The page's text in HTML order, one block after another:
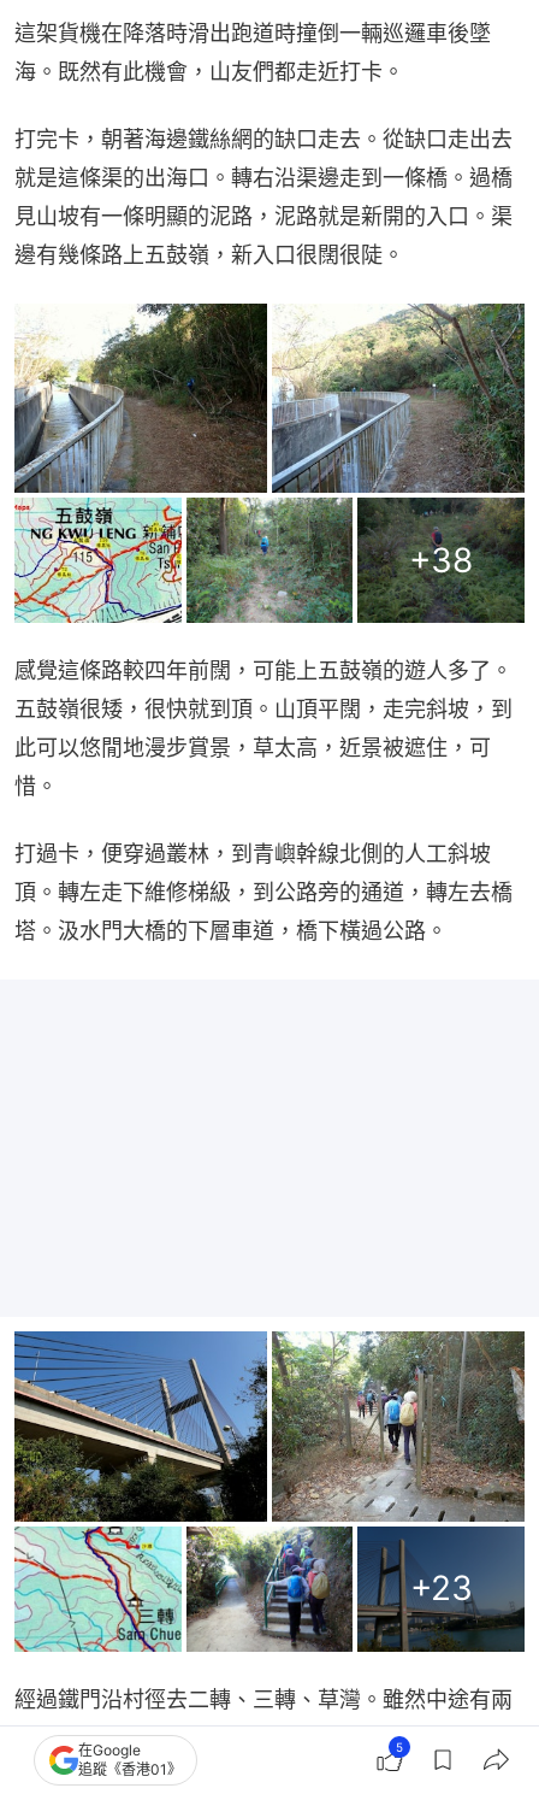
這架貨機在降落時滑出跑道時撞倒一輛巡邏車後墜
海。既然有此機會，山友們都走近打卡。
打完卡，朝著海邊鐵絲網的缺口走去。從缺口走出去
就是這條渠的出海口。轉右沿渠邊走到一條橋。過橋
見山坡有一條明顯的泥路，泥路就是新開的入口。渠
邊有幾條路上五鼓嶺，新入口很闊很陡。
+38
感覺這條路較四年前闊，可能上五鼓嶺的遊人多了。
五鼓嶺很矮，很快就到頂。山頂平闊，走完斜坡，到
此可以悠閒地漫步賞景，草太高，近景被遮住，可
惜。
打過卡，便穿過叢林，到青嶼幹線北側的人工斜坡
頂。轉左走下維修梯級，到公路旁的通道，轉左去橋
塔。汲水門大橋的下層車道，橋下橫過公路。
+23
經過鐵門沿村徑去二轉、三轉、草灣。雖然中途有兩
條路落海邊，但因為要走回頭路，所以從未走過。
在Google
追蹤《香港01》
5